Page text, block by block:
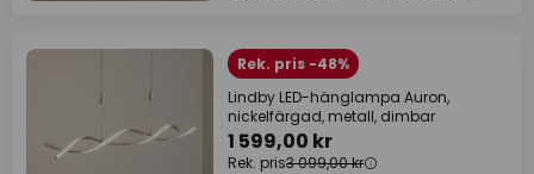
Rek. pris -48%
Lindby LED-hänglampa Auron,
nickelfärgad, metall, dimbar
1 599,00 kr
Rek. pris3 099,00 kr